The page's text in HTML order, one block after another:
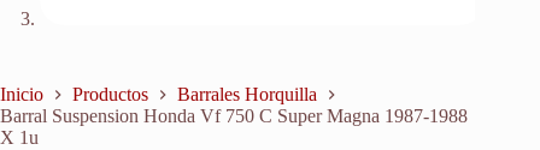
Inicio Productos
Barrales Horquilla
Barral Suspension Honda Vf 750 C Super Magna 1987-1988
X 1u